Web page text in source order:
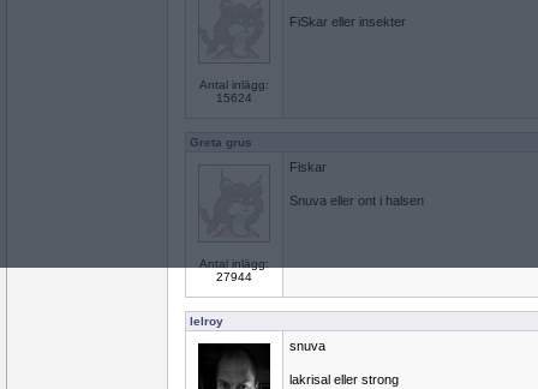
Antal inlägg:
15624
FiSkar eller insekter
Greta grus
Antal inlägg:
27944
Fiskar
Snuva eller ont i halsen
lelroy
snuva
lakrisal eller strong